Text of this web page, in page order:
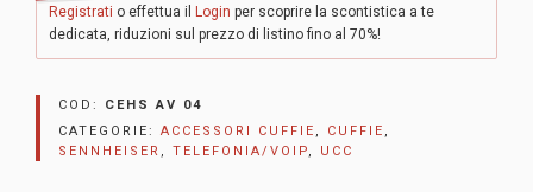
Registrati o effettua il Login per scoprire la scontistica a te
dedicata, riduzioni sul prezzo di listino fino al 70%!
COD: CEHS AV 04
CATEGORIE: ACCESSORI CUFFIE , CUFFIE ,
SENNHEISER , TELEFONIA/VOIP, UCC